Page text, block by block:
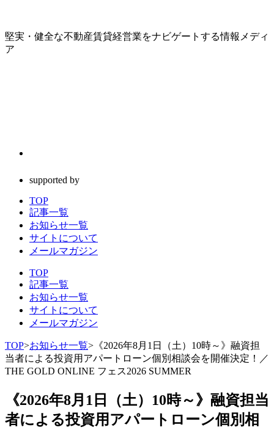
堅実・健全な不動産賃貸経営業をナビゲートする情報メディ
ア
supported by
TOP
記事一覧
お知らせ一覧
サイトについて
メールマガジン
TOP
記事一覧
お知らせ一覧
サイトについて
メールマガジン
TOP>お知らせ一覧> 《2026年8月1日（土）10時～》融資担
当者による投資用アパートローン個別相談会を開催決定！／
THE GOLD ONLINE フェス2026 SUMMER
《2026年8月1日（土）10時～》融資担当
者による投資用アパートローン個別相